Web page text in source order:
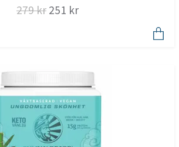
279 kr 251 kr